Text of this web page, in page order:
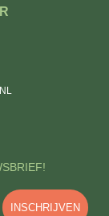
INSCHRIJVEN